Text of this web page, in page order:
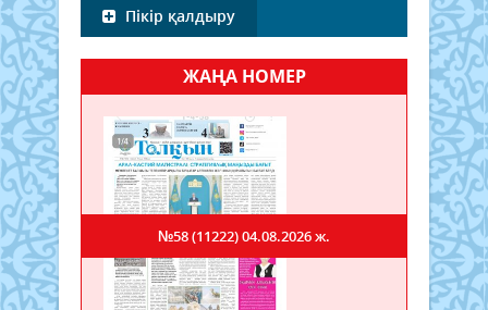
Пікір қалдыру
ЖАҢА НОМЕР
№58 (11222)04.08.2026 ж.